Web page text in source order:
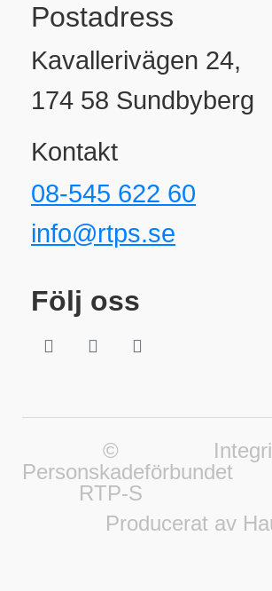
Postadress
Kavallerivägen 24,
174 58 Sundbyberg
Kontakt
08-545 622 60
info@rtps.se
Följ oss
©
Personskadeförbundet
RTP-S
Producerat av